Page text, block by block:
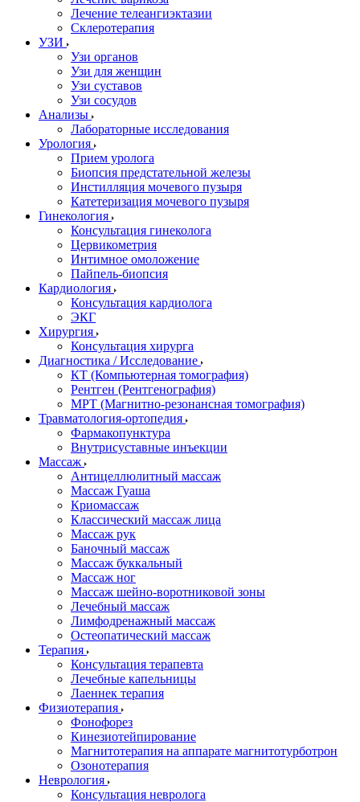
Лечение телеангиэктазии
Склеротерапия
УЗИ
Узи органов
Узи для женщин
Узи cуставов
Узи сосудов
Анализы
Лабораторные исследования
Урология
Прием уролога
Биопсия предстательной железы
Инстилляция мочевого пузыря
Катетеризация мочевого пузыря
Гинекология
Консультация гинеколога
Цервикометрия
Интимное омоложение
Пайпель-биопсия
Кардиология
Консультация кардиолога
ЭКГ
Хирургия
Консультация хирурга
Диагностика / Исследование
КТ (Компьютерная томография)
Рентген (Рентгенография)
МРТ (Магнитно-резонансная томография)
Травматология-ортопедия
Фармакопунктура
Внутрисуставные инъекции
Массаж
Антицеллюлитный массаж
Массаж Гуаша
Криомассаж
Классический массаж лица
Массаж рук
Баночный массаж
Массаж буккальный
Массаж ног
Массаж шейно-воротниковой зоны
Лечебный массаж
Лимфодренажный массаж
Остеопатический массаж
Терапия
Консультация терапевта
Лечебные капельницы
Лаеннек терапия
Физиотерапия
Фонофорез
Кинезиотейпирование
Магнитотерапия на аппарате магнитотурботрон
Озонотерапия
Неврология
Консультация невролога